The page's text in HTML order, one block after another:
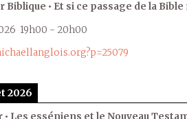
Biblique • Et si ce passage de la Bible
19h00 - 20h00
2026
• Les esséniens et le Nouveau